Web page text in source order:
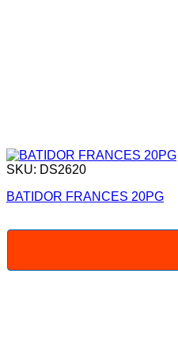
SKU: DS2620
BATIDOR FRANCES 20PG